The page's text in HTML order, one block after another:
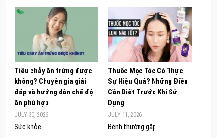
Tiêu chảy ăn trứng được
không? Chuyên gia giải
đáp và hướng dẫn chế độ
ăn phù hợp
JULY 30, 2026
Sức khỏe
Thuốc Mọc Tóc Có Thực
Sự Hiệu Quả? Những Điều
Cần Biết Trước Khi Sử
Dụng
JULY 11, 2026
Bệnh thường gặp